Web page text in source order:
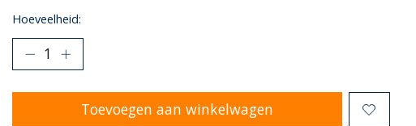
Hoeveelheid:
Toevoegen aan winkelwagen